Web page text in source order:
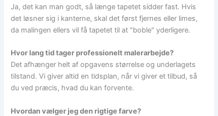
Ja, det kan man godt, så længe tapetet sidder fast. Hvis
det løsner sig i kanterne, skal det først fjernes eller limes,
da malingen ellers vil få tapetet til at "boble" yderligere.
Hvor lang tid tager professionelt malerarbejde?
Det afhænger helt af opgavens størrelse og underlagets
tilstand. Vi giver altid en tidsplan, når vi giver et tilbud, så
du ved præcis, hvad du kan forvente.
Hvordan vælger jeg den rigtige farve?